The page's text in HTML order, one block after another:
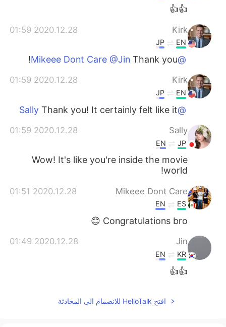
👍👍
Kirk
2020.12.28 01:59
EN
JP
@Mikeee Dont Care @Jin
Thank you!
Kirk
2020.12.28 01:59
EN
JP
@Sally
Thank you! It certainly felt like it
Sally
2020.12.28 01:59
JP
EN
Wow! It's like you're inside the movie
world!
Mikeee Dont Care
2020.12.28 01:51
ES
EN
Congratulations bro 😊
Jin
2020.12.28 01:49
KR
EN
👍👍
افتح HelloTalk للانضمام الى المحادثة